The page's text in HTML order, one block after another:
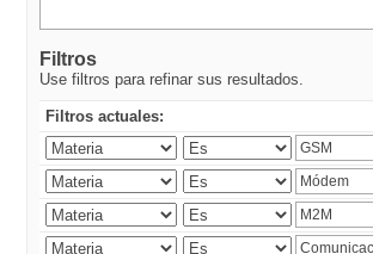
Filtros
Use filtros para refinar sus resultados.
Filtros actuales: